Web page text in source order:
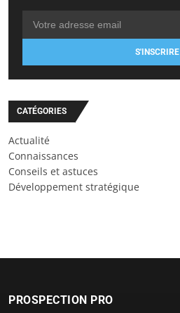
S'INSCRIRE
CATÉGORIES
Actualité
Connaissances
Conseils et astuces
Développement stratégique
PROSPECTION PRO